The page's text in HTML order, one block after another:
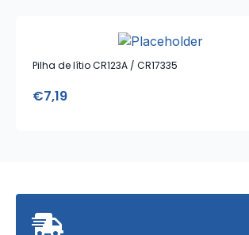
Pilha de lítio CR123A / CR17335
€7,19